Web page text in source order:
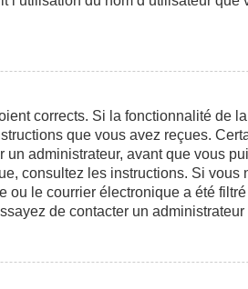
corrects. Si la fonctionnalité de
que vous avez reçues.
administrateur, avant que vous
consultez les instructions. Si
le courrier électronique a été
de contacter un administrateur